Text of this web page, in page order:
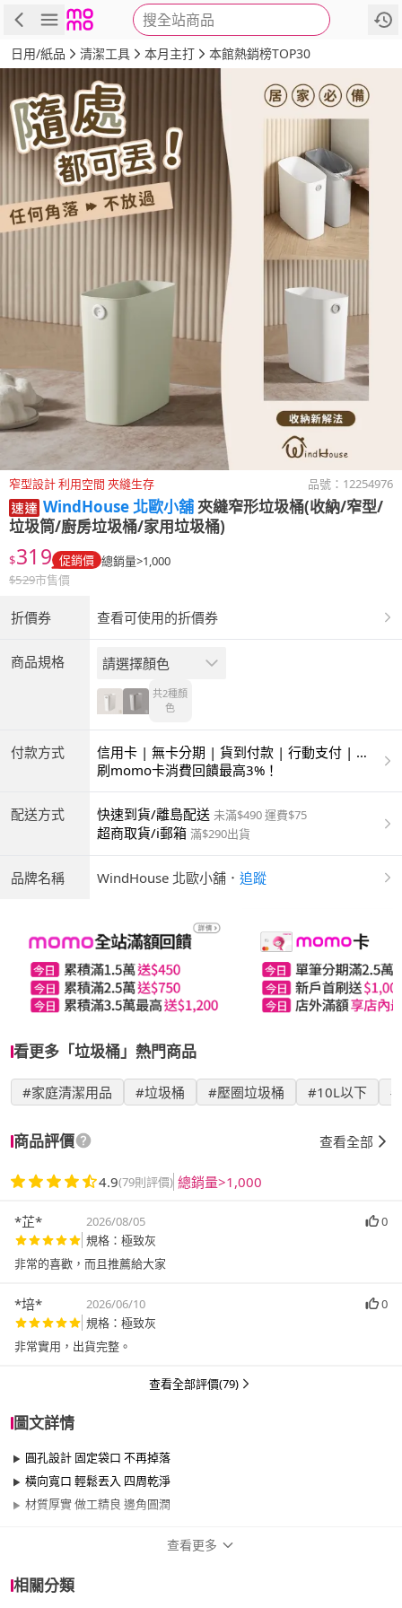
搜全站商品
商品 評價 詳情
日用/紙品 清潔工具 本月主打 本館熱銷榜TOP30
窄型設計 利用空間 夾縫生存 品號： 12254976
WindHouse 北歐小舖 夾縫窄形垃圾桶(收納/窄型/
垃圾筒/廚房垃圾桶/家用垃圾桶)
$319 促銷價 總銷量>1,000
$529市售價
折價券 查看可使用的折價券
商品規格 請選擇顏色
共2種顏
色
付款方式
信用卡 | 無卡分期 | 貨到付款 | 行動支付 | 超
商付款 | ATM | 銀聯卡
刷momo卡消費回饋最高3%！
配送方式 快速到貨/離島配送 未滿$490 運費$75
超商取貨/i郵箱 滿$290出貨
品牌名稱 WindHouse 北歐小舖 ． 追蹤
看更多「垃圾桶」熱門商品
#家庭清潔用品 #垃圾桶 #壓圈垃圾桶 #10L以下 #
商品評價 查看全部
4.9(79則評價) 總銷量>1,000
*芷* 2026/08/05
0
規格：極致灰
非常的喜歡，而且推薦給大家
*培* 2026/06/10
0
規格：極致灰
非常實用，出貨完整。
查看全部評價(79)
圖文詳情
圓孔設計 固定袋口 不再掉落
橫向寬口 輕鬆丟入 四周乾淨
材質厚實 做工精良 邊角圓潤
查看更多
相關分類